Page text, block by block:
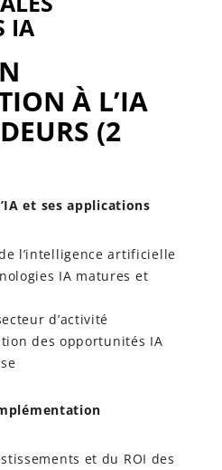
IA
À L’IA
(2
et ses applications
l’intelligence artificielle
IA matures et
d’activité
des opportunités IA
et du ROI des